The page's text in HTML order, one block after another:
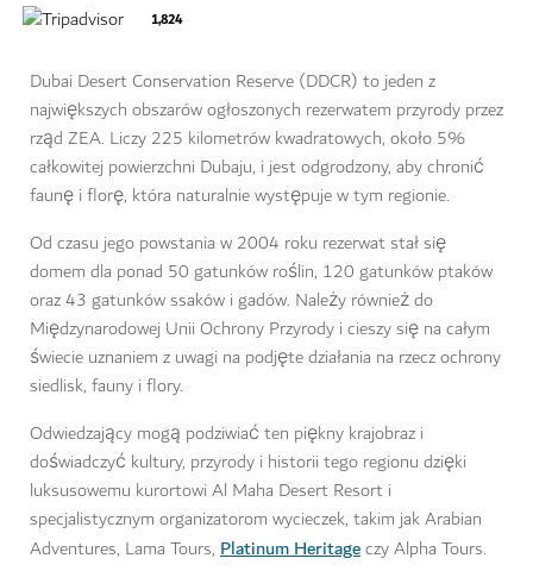
1,824
Dubai Desert Conservation Reserve (DDCR) to jeden z
największych obszarów ogłoszonych rezerwatem przyrody przez
rząd ZEA. Liczy 225 kilometrów kwadratowych, około 5%
całkowitej powierzchni Dubaju, i jest odgrodzony, aby chronić
faunę i florę, która naturalnie występuje w tym regionie.
Od czasu jego powstania w 2004 roku rezerwat stał się
domem dla ponad 50 gatunków roślin, 120 gatunków ptaków
oraz 43 gatunków ssaków i gadów. Należy również do
Międzynarodowej Unii Ochrony Przyrody i cieszy się na całym
świecie uznaniem z uwagi na podjęte działania na rzecz ochrony
siedlisk, fauny i flory.
Odwiedzający mogą podziwiać ten piękny krajobraz i
doświadczyć kultury, przyrody i historii tego regionu dzięki
luksusowemu kurortowi Al Maha Desert Resort i
specjalistycznym organizatorom wycieczek, takim jak Arabian
Adventures, Lama Tours, Platinum Heritageczy Alpha Tours.